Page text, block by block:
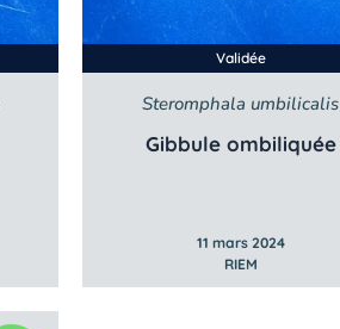
Validée
Steromphala umbilicalis
Gibbule ombiliquée
11 mars 2024
RIEM